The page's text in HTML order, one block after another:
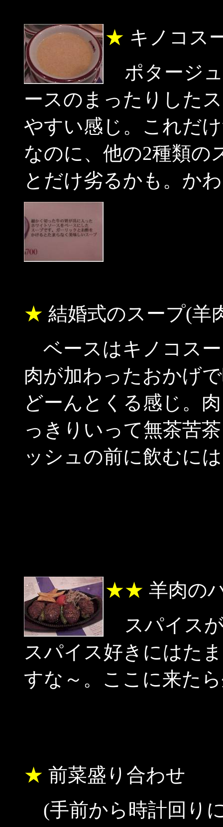
★ キノコス
ポタージ
ースのまったりした
やすい感じ。これだ
なのに、他の2種類の
とだけ劣るかも。か
★ 結婚式のスープ(羊
ベースはキノコス
肉が加わったおかげ
どーんとくる感じ。
っきりいって無茶苦
ッシュの前に飲むに
★★ 羊肉の
スパイス
スパイス好きにはた
すな～。ここに来た
★ 前菜盛り合わせ
(手前から時計回り